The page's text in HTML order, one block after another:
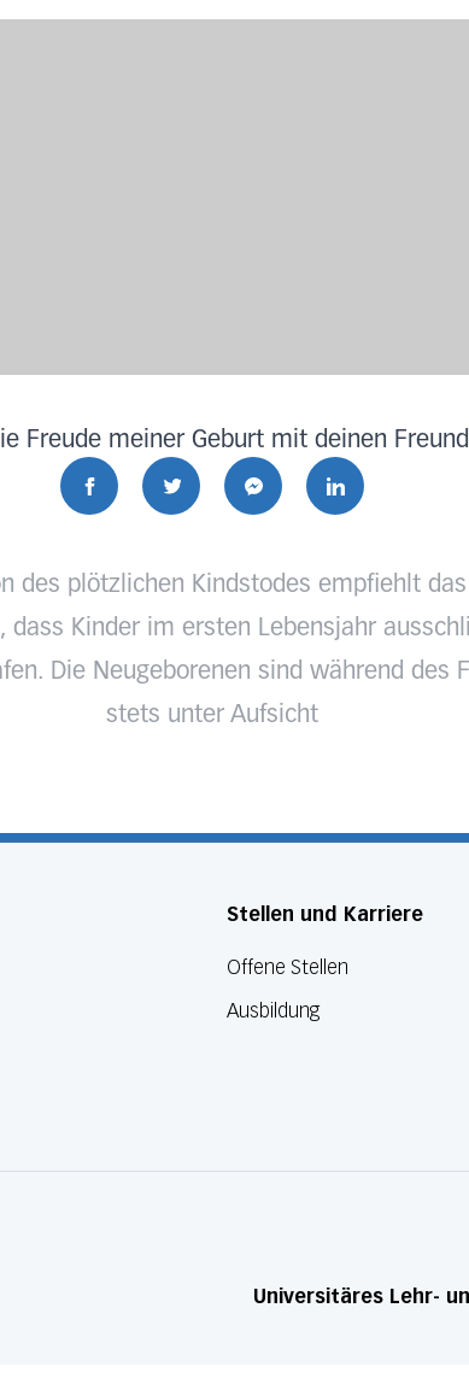
Freude meiner Geburt mit deinen
des plötzlichen Kindstodes empfiehlt
dass Kinder im ersten Lebensjahr
Die Neugeborenen sind während des
stets unter Aufsicht
Stellen und Karriere
Offene Stellen
Ausbildung
Universitäres Lehr-